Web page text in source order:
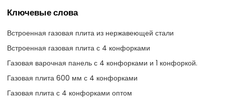
Ключевые слова
Встроенная газовая плита из нержавеющей стали
Встроенная газовая плита с 4 конфорками
Газовая варочная панель с 4 конфорками и 1 конфоркой.
Газовая плита 600 мм с 4 конфорками
Газовая плита с 4 конфорками оптом